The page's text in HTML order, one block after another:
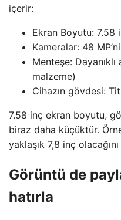
içerir:
Ekran Boyutu: 7.58
Kameralar: 48
Menteşe:
malzeme)
Cihazın gövdesi:
7.58 inç ekran boyutu,
biraz daha küçüktür.
yaklaşık 7,8 inç
Görüntü de
hatırla